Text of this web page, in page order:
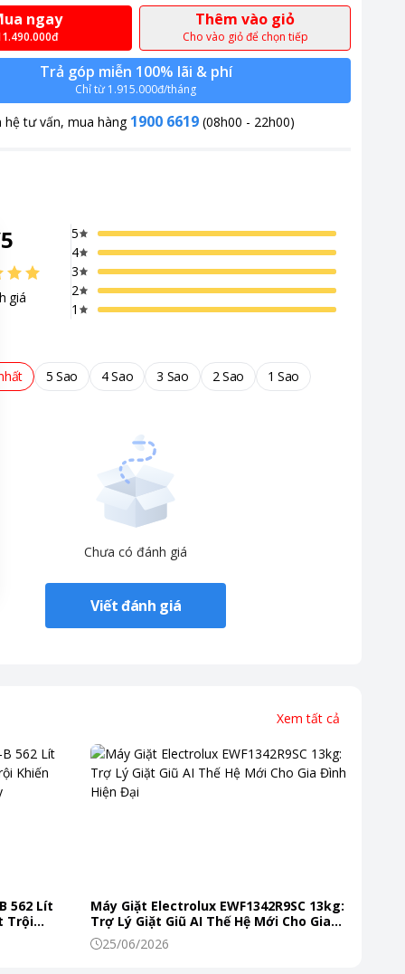
ngay Thêm vào giỏ
Cho vào giỏ để chọn tiếp
Trả góp miễn 100% lãi & phí
Chỉ từ 1.915.000đ/tháng
hệ tư vấn, mua hàng 1900 6619 (08h00 - 22h00)
5
giá
5
4
3
2
1
5 Sao 4 Sao 3 Sao 2 Sao 1 Sao
Chưa có đánh giá
Viết đánh giá
Xem tất cả
562 Lít
Trội
Ngày
Máy Giặt Electrolux EWF1342R9SC 13kg:
Trợ Lý Giặt Giũ AI Thế Hệ Mới Cho Gia
Đình Hiện Đại
25/06/2026